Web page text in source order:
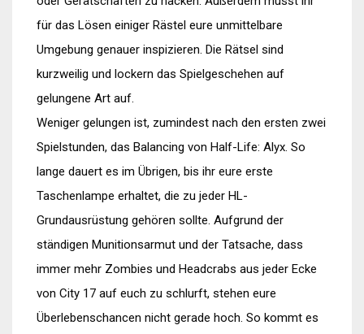
für das Lösen einiger Rästel eure unmittelbare
Umgebung genauer inspizieren. Die Rätsel sind
kurzweilig und lockern das Spielgeschehen auf
gelungene Art auf.
Weniger gelungen ist, zumindest nach den ersten zwei
Spielstunden, das Balancing von Half-Life: Alyx. So
lange dauert es im Übrigen, bis ihr eure erste
Taschenlampe erhaltet, die zu jeder HL-
Grundausrüstung gehören sollte. Aufgrund der
ständigen Munitionsarmut und der Tatsache, dass
immer mehr Zombies und Headcrabs aus jeder Ecke
von City 17 auf euch zu schlurft, stehen eure
Überlebenschancen nicht gerade hoch. So kommt es